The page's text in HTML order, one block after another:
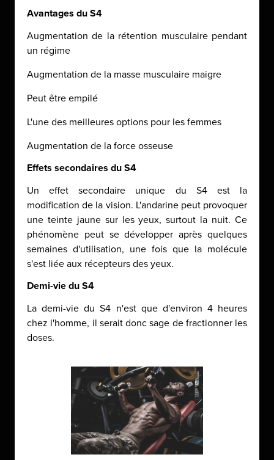
Avantages du S4
Augmentation de la rétention musculaire pendant
un régime
Augmentation de la masse musculaire maigre
Peut être empilé
L'une des meilleures options pour les femmes
Augmentation de la force osseuse
Effets secondaires du S4
Un effet secondaire unique du S4 est la
modification de la vision. L'andarine peut provoquer
une teinte jaune sur les yeux, surtout la nuit. Ce
phénomène peut se développer après quelques
semaines d'utilisation, une fois que la molécule
s'est liée aux récepteurs des yeux.
Demi-vie du S4
La demi-vie du S4 n'est que d'environ 4 heures
chez l'homme, il serait donc sage de fractionner les
doses.